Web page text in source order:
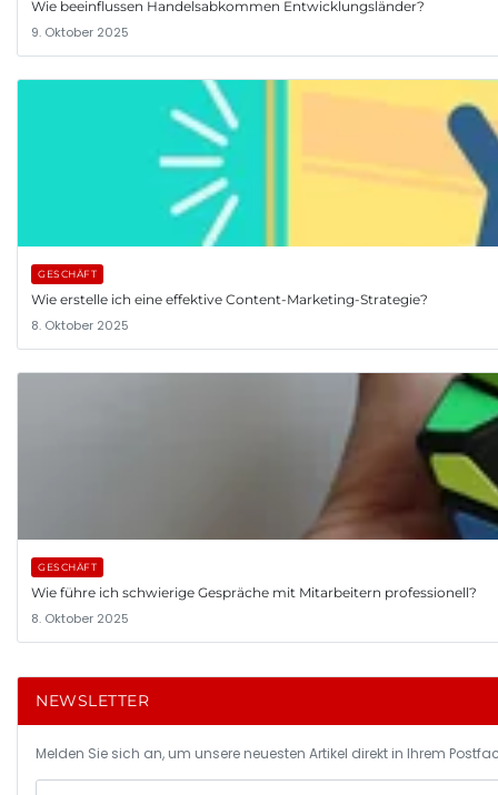
Wie beeinflussen Handelsabkommen Entwicklungsländer?
9. Oktober 2025
GESCHÄFT
Wie erstelle ich eine effektive Content-Marketing-Strategie?
8. Oktober 2025
GESCHÄFT
Wie führe ich schwierige Gespräche mit Mitarbeitern professionell?
8. Oktober 2025
NEWSLETTER
Melden Sie sich an, um unsere neuesten Artikel direkt in Ihrem